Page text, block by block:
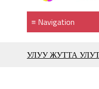
УЛУУ ЖУТТА